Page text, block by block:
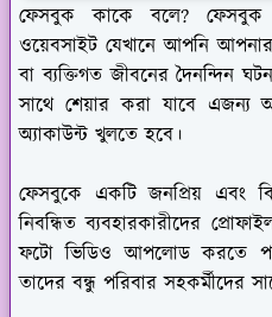
ফেসবুক কাকে বলে? ফেসবুক
ওয়েবসাইট যেখানে আপনি আপনার
বা ব্যক্তিগত জীবনের দৈনন্দিন
সাথে শেয়ার করা যাবে
অ্যাকাউন্ট খুলতে হবে।
ফেসবুকে একটি জনপ্রিয় এবং
নিবন্ধিত ব্যবহারকারীদের
ফটো ভিডিও আপলোড করতে
তাদের বন্ধু পরিবার সহকর্মীদের